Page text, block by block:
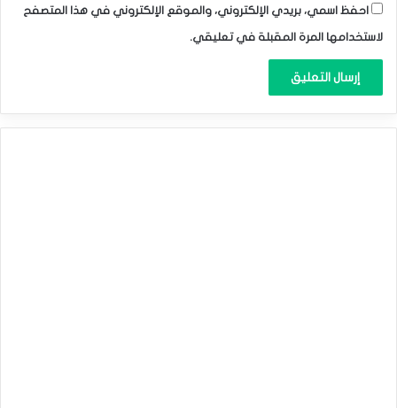
احفظ اسمي، بريدي الإلكتروني، والموقع الإلكتروني في هذا المتصفح
لاستخدامها المرة المقبلة في تعليقي.